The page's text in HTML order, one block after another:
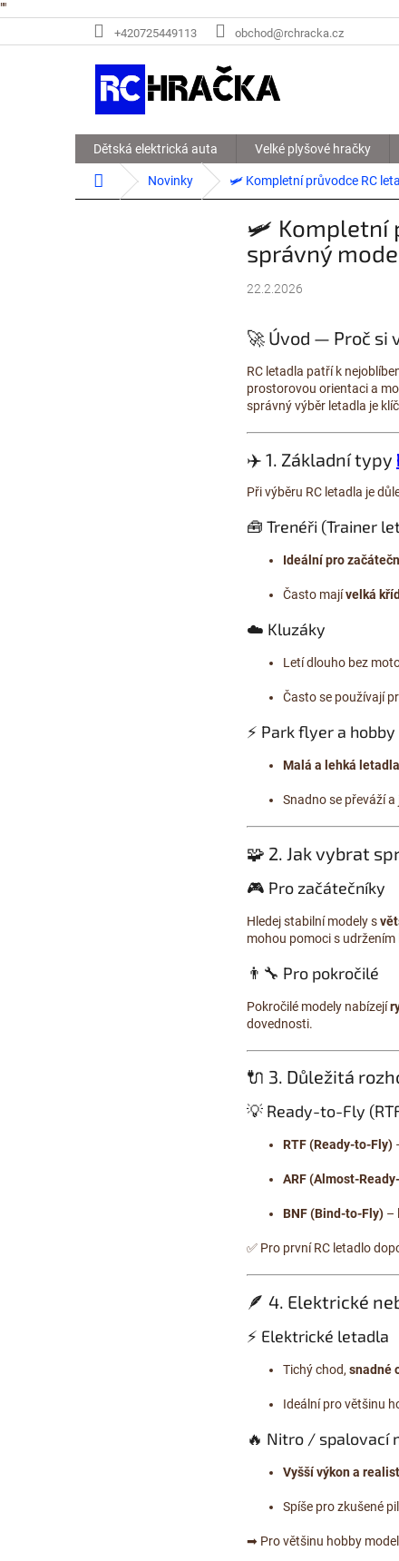
""
na
+420725449113 obchod@rchracka.cz
Dětská elektrická auta Velké plyšové hračky
Domů Novinky 🛩️ Kompletní průvodce RC
🛩️ Kompletní
správný
22.2.2026
🚀 Úvod — Proč si
RC letadla patří k
prostorovou orientaci a
správný výběr letadla je
✈️ 1. Základní typy
Při výběru RC letadla je
🧰 Trenéři (Trainer
Ideální pro
Často majívelká
☁️ Kluzáky
Letí dlouho bez
Často se používají
⚡ Park flyer a
Malá a lehká letadla
Snadno se převáží
🧩 2. Jak vybrat
🎮 Pro začátečníky
Hledej stabilní modely s
mohou pomoci s
👨‍🔧 Pro pokročilé
Pokročilé modely nabízejí
dovednosti.
🔌 3. Důležitá
💡 Ready-to-Fly
RTF (Ready-to-Fly)
ARF (Almost-
BNF (Bind-to-Fly) –
✅ Pro první RC letadlo
🪶 4. Elektrické
⚡ Elektrické letadla
Tichý chod, snadné
Ideální pro většinu
🔥 Nitro / spalovací
Vyšší výkon a
Spíše pro zkušené
➡ Pro většinu hobby